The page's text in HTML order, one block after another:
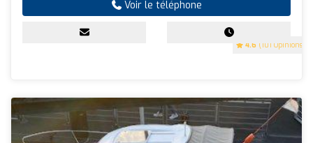
4.6 (101 Opinions)
Voir le téléphone